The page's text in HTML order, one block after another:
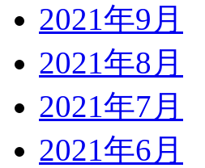
2021年9月
2021年8月
2021年7月
2021年6月